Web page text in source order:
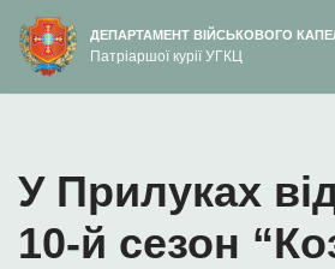
вмісту
Перейти
до
ДЕПАРТАМЕНТ ВІЙСЬКОВОГО
Патріаршої курії УГКЦ
У Прилуках
10-й сезон